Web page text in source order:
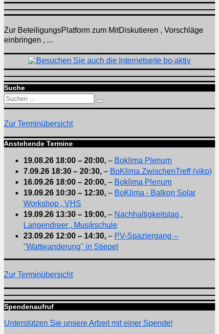
Zur BeteiligungsPlatform zum MitDiskutieren , Vorschläge
einbringen , ...
Suche
Suchen
nach:
Suchen
Zur Terminübersicht
Anstehende Termine
19.08.26 18:00 – 20:00, – Boklima Plenum
7.09.26 18:30 – 20:30, – BoKlima ZwischenTreff (viko)
16.09.26 18:00 – 20:00, – Boklima Plenum
19.09.26 10:30 – 12:30, – BoKlima - Balkon Solar
Workshop , VHS
19.09.26 13:30 – 19:00, – Nachhaltigkeitstag ,
Langendreer , Musikschule
23.09.26 12:00 – 14:30, – PV-Spaziergang --
"Wattwanderung" in Stiepel
Zur Terminübersicht
Spendenaufruf
Unterstützen Sie unsere Arbeit mit einer Spende!